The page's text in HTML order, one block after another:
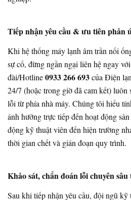
Tiếp nhận yêu cầu & ưu tiên phản
Khi hệ thống máy lạnh âm trần nối
sự cố, đừng ngần ngại liên hệ ngay
đài/Hotline0933 266 693của Điện
24/7 (hoặc trong giờ đã cam kết) luôn
lỗi từ phía nhà máy. Chúng tôi hiểu
ảnh hưởng trực tiếp đến hoạt động
động kỹ thuật viên đến hiện trường
thời gian chết và gián đoạn quy trình.
Khảo sát, chẩn đoán lỗi chuyên
Sau khi tiếp nhận yêu cầu, đội ngũ kỹ